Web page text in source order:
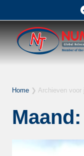
Home ❯ Archieven voor